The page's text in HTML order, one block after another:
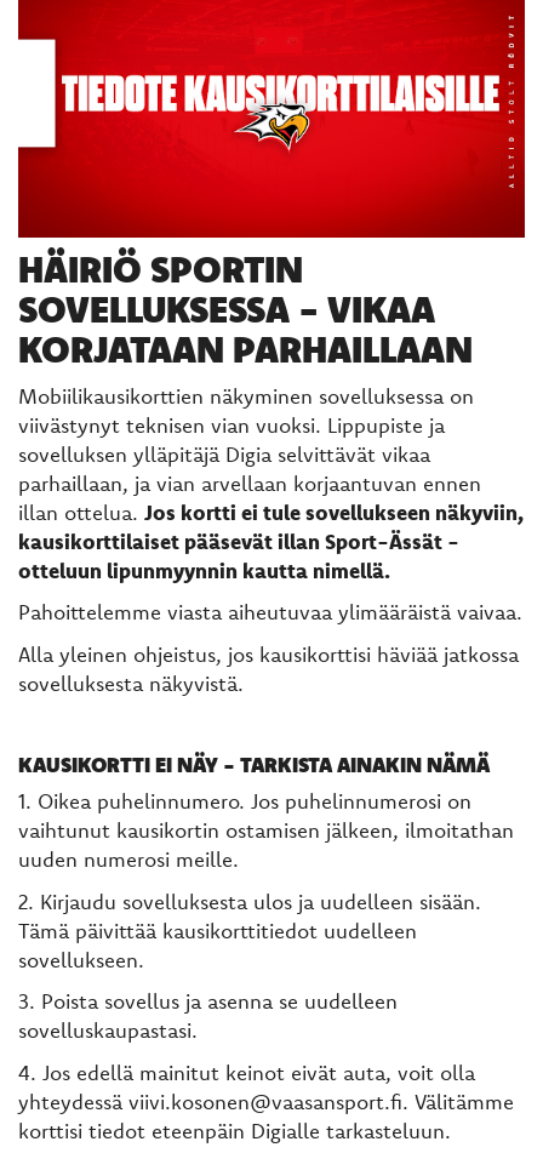
HÄIRIÖ SPORTIN
SOVELLUKSESSA - VIKAA
KORJATAAN PARHAILLAAN
Mobiilikausikorttien näkyminen sovelluksessa on
viivästynyt teknisen vian vuoksi. Lippupiste ja
sovelluksen ylläpitäjä Digia selvittävät vikaa
parhaillaan, ja vian arvellaan korjaantuvan ennen
illan ottelua. Jos kortti ei tule sovellukseen näkyviin,
kausikorttilaiset pääsevät illan Sport-Ässät -
otteluun lipunmyynnin kautta nimellä.
Pahoittelemme viasta aiheutuvaa ylimääräistä vaivaa.
Alla yleinen ohjeistus, jos kausikorttisi häviää jatkossa
sovelluksesta näkyvistä.
KAUSIKORTTI EI NÄY - TARKISTA AINAKIN NÄMÄ
1. Oikea puhelinnumero. Jos puhelinnumerosi on
vaihtunut kausikortin ostamisen jälkeen, ilmoitathan
uuden numerosi meille.
2. Kirjaudu sovelluksesta ulos ja uudelleen sisään.
Tämä päivittää kausikorttitiedot uudelleen
sovellukseen.
3. Poista sovellus ja asenna se uudelleen
sovelluskaupastasi.
4. Jos edellä mainitut keinot eivät auta, voit olla
yhteydessä viivi.kosonen@vaasansport.fi. Välitämme
korttisi tiedot eteenpäin Digialle tarkasteluun.